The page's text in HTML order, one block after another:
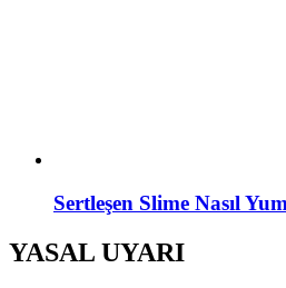
Sertleşen Slime Nasıl
YASAL UYARI